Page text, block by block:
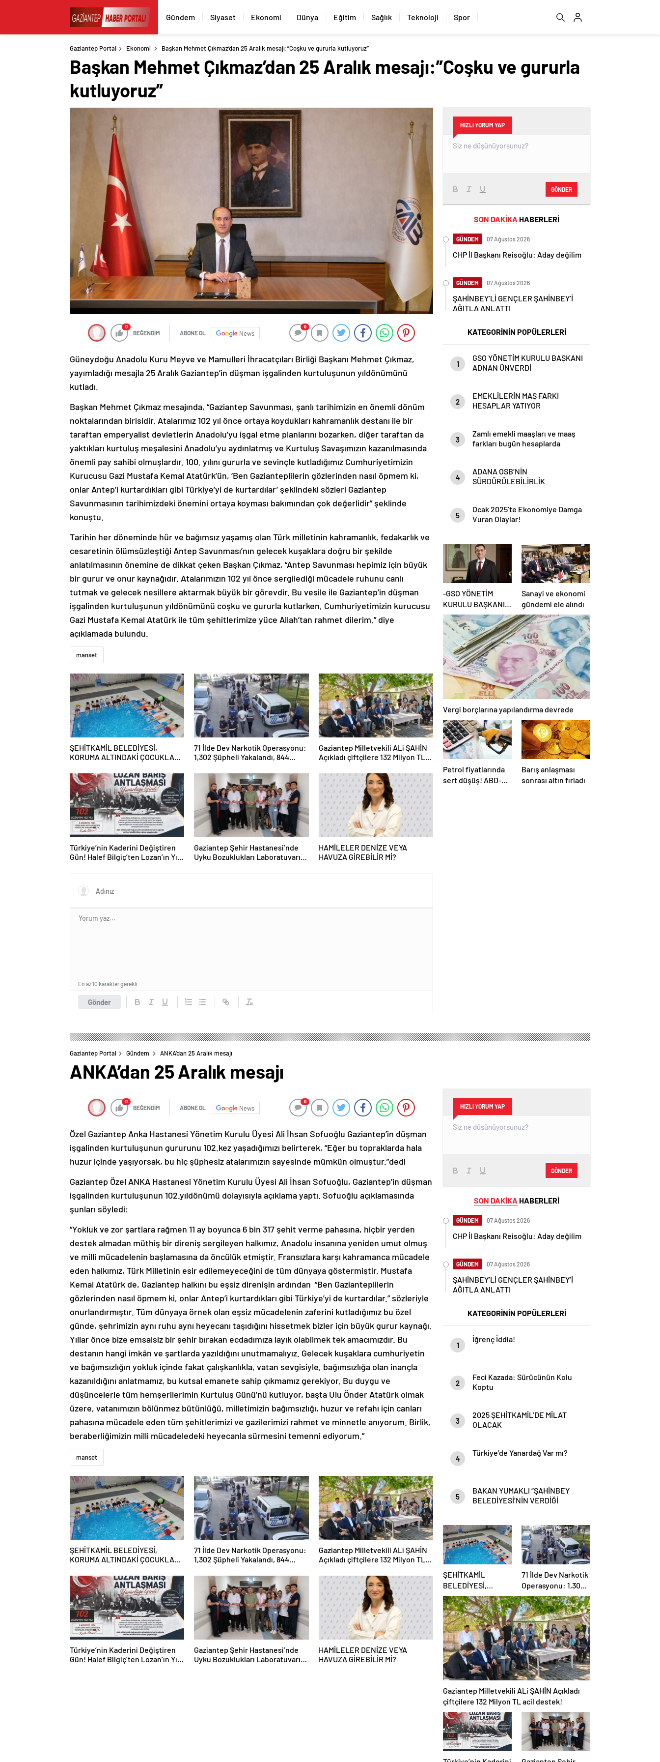
Gündem Siyaset Ekonomi Dünya Eğitim Sağlık Teknoloji Spor
Gaziantep Portal Ekonomi Başkan Mehmet Çıkmaz’dan 25 Aralık mesajı:”Coşku ve gururla kutluyoruz”
Başkan Mehmet Çıkmaz’dan 25 Aralık mesajı:”Coşku ve gururla
kutluyoruz”
0
BEĞENDİM ABONE OL News
0
Güneydoğu Anadolu Kuru Meyve ve Mamulleri İhracatçıları Birliği Başkanı Mehmet Çıkmaz,
yayımladığı mesajla 25 Aralık Gaziantep’in düşman işgalinden kurtuluşunun yıldönümünü
kutladı.
Başkan Mehmet Çıkmaz mesajında, “Gaziantep Savunması, şanlı tarihimizin en önemli dönüm
noktalarından birisidir. Atalarımız 102 yıl önce ortaya koydukları kahramanlık destanı ile bir
taraftan emperyalist devletlerin Anadolu’yu işgal etme planlarını bozarken, diğer taraftan da
yaktıkları kurtuluş meşalesini Anadolu’yu aydınlatmış ve Kurtuluş Savaşımızın kazanılmasında
önemli pay sahibi olmuşlardır. 100. yılını gururla ve sevinçle kutladığımız Cumhuriyetimizin
Kurucusu Gazi Mustafa Kemal Atatürk’ün, ‘Ben Gazianteplilerin gözlerinden nasıl öpmem ki,
onlar Antep’i kurtardıkları gibi Türkiye’yi de kurtardılar’ şeklindeki sözleri Gaziantep
Savunmasının tarihimizdeki önemini ortaya koyması bakımından çok değerlidir” şeklinde
konuştu.
Tarihin her döneminde hür ve bağımsız yaşamış olan Türk milletinin kahramanlık, fedakarlık ve
cesaretinin ölümsüzleştiği Antep Savunması’nın gelecek kuşaklara doğru bir şekilde
anlatılmasının önemine de dikkat çeken Başkan Çıkmaz, “Antep Savunması hepimiz için büyük
bir gurur ve onur kaynağıdır. Atalarımızın 102 yıl önce sergilediği mücadele ruhunu canlı
tutmak ve gelecek nesillere aktarmak büyük bir görevdir. Bu vesile ile Gaziantep’in düşman
işgalinden kurtuluşunun yıldönümünü coşku ve gururla kutlarken, Cumhuriyetimizin kurucusu
Gazi Mustafa Kemal Atatürk ile tüm şehitlerimize yüce Allah’tan rahmet dilerim.” diye
açıklamada bulundu.
manset
ŞEHİTKAMİL BELEDİYESİ,
KORUMA ALTINDAKİ ÇOCUKLARI
71 İlde Dev Narkotik Operasyonu:
1,302 Şüpheli Yakalandı, 844
Gaziantep Milletvekili ALi ŞAHİN
Açıkladı çiftçilere 132 Milyon TL
Türkiye’nin Kaderini Değiştiren
Gün! Halef Bilgiç’ten Lozan’ın Yıl
Gaziantep Şehir Hastanesi’nde
Uyku Bozuklukları Laboratuvarı
HAMİLELER DENİZE VEYA
HAVUZA GİREBİLİR Mİ?
Gönder
En az 10 karakter gerekli
HIZLI YORUM YAP
GÖNDER
SON DAKİKA HABERLERİ
GÜNDEM 07 Ağustos 2026
CHP İl Başkanı Reisoğlu: Aday değilim
GÜNDEM 07 Ağustos 2026
ŞAHİNBEY’Lİ GENÇLER ŞAHİNBEY’İ
AĞITLA ANLATTI
KATEGORİNİN POPÜLERLERİ
1
GSO YÖNETİM KURULU BAŞKANI
ADNAN ÜNVERDİ
2
EMEKLİLERİN MAŞ FARKI
HESAPLAR YATIYOR
3
Zamlı emekli maaşları ve maaş
farkları bugün hesaplarda
4
ADANA OSB’NİN
SÜRDÜRÜLEBİLİRLİK
5
Ocak 2025’te Ekonomiye Damga
Vuran Olaylar!
-GSO YÖNETİM
KURULU BAŞKANI
ADNAN ÜNVERDİ:
Sanayi ve ekonomi
gündemi ele alındı
Vergi borçlarına yapılandırma devrede
Petrol fiyatlarında
sert düşüş! ABD-
Barış anlaşması
sonrası altın fırladı
Gaziantep Portal Gündem ANKA’dan 25 Aralık mesajı
ANKA’dan 25 Aralık mesajı
0
BEĞENDİM ABONE OL News
0
Özel Gaziantep Anka Hastanesi Yönetim Kurulu Üyesi Ali İhsan Sofuoğlu Gaziantep’in düşman
işgalinden kurtuluşunun gururunu 102.kez yaşadığımızı belirterek, “Eğer bu topraklarda hala
huzur içinde yaşıyorsak, bu hiç şüphesiz atalarımızın sayesinde mümkün olmuştur.”dedi
Gaziantep Özel ANKA Hastanesi Yönetim Kurulu Üyesi Ali İhsan Sofuoğlu, Gaziantep’in düşman
işgalinden kurtuluşunun 102.yıldönümü dolayısıyla açıklama yaptı. Sofuoğlu açıklamasında
şunları söyledi:
“Yokluk ve zor şartlara rağmen 11 ay boyunca 6 bin 317 şehit verme pahasına, hiçbir yerden
destek almadan müthiş bir direniş sergileyen halkımız, Anadolu insanına yeniden umut olmuş
ve milli mücadelenin başlamasına da öncülük etmiştir. Fransızlara karşı kahramanca mücadele
eden halkımız, Türk Milletinin esir edilemeyeceğini de tüm dünyaya göstermiştir. Mustafa
Kemal Atatürk de, Gaziantep halkını bu eşsiz direnişin ardından “Ben Gazianteplilerin
gözlerinden nasıl öpmem ki, onlar Antep’i kurtardıkları gibi Türkiye’yi de kurtardılar.” sözleriyle
onurlandırmıştır. Tüm dünyaya örnek olan eşsiz mücadelenin zaferini kutladığımız bu özel
günde, şehrimizin aynı ruhu aynı heyecanı taşıdığını hissetmek bizler için büyük gurur kaynağı.
Yıllar önce bize emsalsiz bir şehir bırakan ecdadımıza layık olabilmek tek amacımızdır. Bu
destanın hangi imkân ve şartlarda yazıldığını unutmamalıyız. Gelecek kuşaklara cumhuriyetin
ve bağımsızlığın yokluk içinde fakat çalışkanlıkla, vatan sevgisiyle, bağımsızlığa olan inançla
kazanıldığını anlatmamız, bu kutsal emanete sahip çıkmamız gerekiyor. Bu duygu ve
düşüncelerle tüm hemşerilerimin Kurtuluş Günü’nü kutluyor, başta Ulu Önder Atatürk olmak
üzere, vatanımızın bölünmez bütünlüğü, milletimizin bağımsızlığı, huzur ve refahı için canları
pahasına mücadele eden tüm şehitlerimizi ve gazilerimizi rahmet ve minnetle anıyorum. Birlik,
beraberliğimizin milli mücadeledeki heyecanla sürmesini temenni ediyorum.”
manset
ŞEHİTKAMİL BELEDİYESİ,
KORUMA ALTINDAKİ ÇOCUKLARI
71 İlde Dev Narkotik Operasyonu:
1,302 Şüpheli Yakalandı, 844
Gaziantep Milletvekili ALi ŞAHİN
Açıkladı çiftçilere 132 Milyon TL
Türkiye’nin Kaderini Değiştiren
Gün! Halef Bilgiç’ten Lozan’ın Yıl
Gaziantep Şehir Hastanesi’nde
Uyku Bozuklukları Laboratuvarı
HAMİLELER DENİZE VEYA
HAVUZA GİREBİLİR Mİ?
HIZLI YORUM YAP
GÖNDER
SON DAKİKA HABERLERİ
GÜNDEM 07 Ağustos 2026
CHP İl Başkanı Reisoğlu: Aday değilim
GÜNDEM 07 Ağustos 2026
ŞAHİNBEY’Lİ GENÇLER ŞAHİNBEY’İ
AĞITLA ANLATTI
KATEGORİNİN POPÜLERLERİ
1
İğrenç İddia!
2
Feci Kazada: Sürücünün Kolu
Koptu
3
2025 ŞEHİTKAMİL’DE MİLAT
OLACAK
4
Türkiye’de Yanardağ Var mı?
5
BAKAN YUMAKLI “ŞAHİNBEY
BELEDİYESİ’NİN VERDİĞİ
ŞEHİTKAMİL
BELEDİYESİ,
KORUMA ALTINDAKİ
ÇOCUKLARI
SPORLA
BULUŞTURUYOR
71 İlde Dev Narkotik
Operasyonu: 1,302
Şüpheli Yakalandı,
844 Tutuklama
Gaziantep Milletvekili ALi ŞAHİN Açıkladı
çiftçilere 132 Milyon TL acil destek!